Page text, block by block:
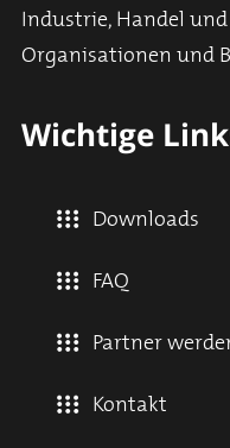
Industrie, Handel
Organisationen und
Wichtige
Downloads
FAQ
Partner
Kontakt